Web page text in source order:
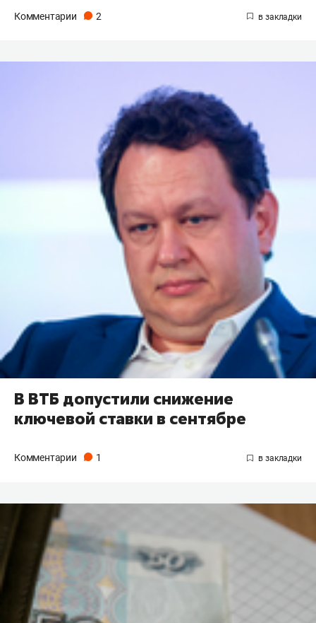
Комментарии 2
В ВТБ допустили снижение
ключевой ставки в сентябре
Комментарии 1